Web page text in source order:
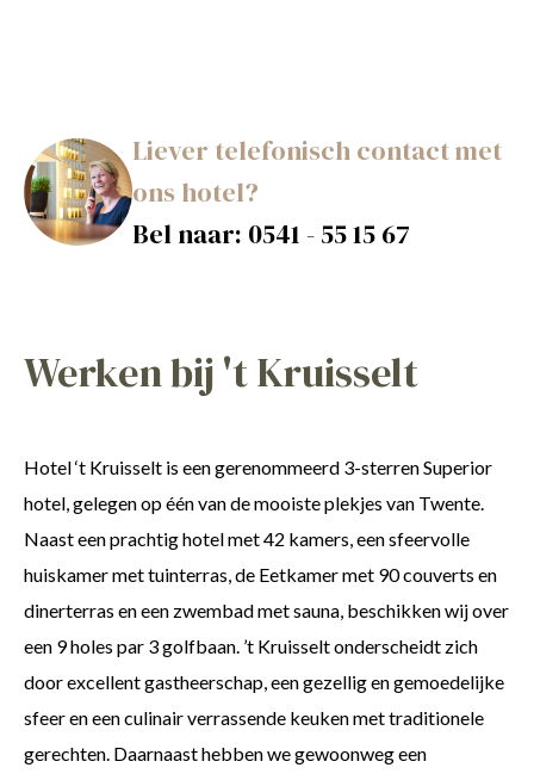
Liever telefonisch contact met
ons hotel?
Bel naar: 0541 - 55 15 67
Werken bij 't Kruisselt
Hotel ‘t Kruisselt is een gerenommeerd 3-sterren Superior
hotel, gelegen op één van de mooiste plekjes van Twente.
Naast een prachtig hotel met 42 kamers, een sfeervolle
huiskamer met tuinterras, de Eetkamer met 90 couverts en
dinerterras en een zwembad met sauna, beschikken wij over
een 9 holes par 3 golfbaan. ’t Kruisselt onderscheidt zich
door excellent gastheerschap, een gezellig en gemoedelijke
sfeer en een culinair verrassende keuken met traditionele
gerechten. Daarnaast hebben we gewoonweg een